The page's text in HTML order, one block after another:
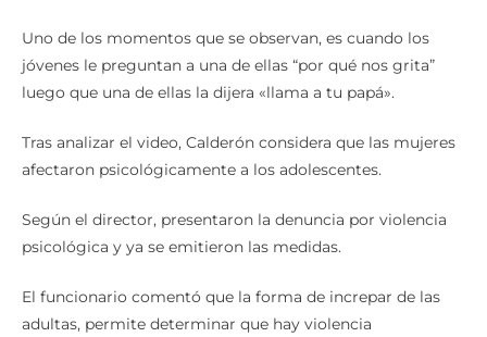
Uno de los momentos que se observan, es cuando los
jóvenes le preguntan a una de ellas “por qué nos grita”
luego que una de ellas la dijera «llama a tu papá».
Tras analizar el video, Calderón considera que las mujeres
afectaron psicológicamente a los adolescentes.
Según el director, presentaron la denuncia por violencia
psicológica y ya se emitieron las medidas.
El funcionario comentó que la forma de increpar de las
adultas, permite determinar que hay violencia